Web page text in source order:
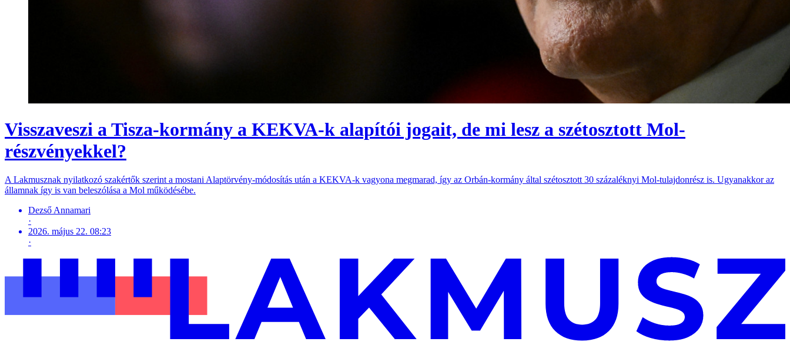
Visszaveszi a Tisza-kormány a KEKVA-k alapítói jogait, de mi lesz a szétosztott Mol-
részvényekkel?
A Lakmusznak nyilatkozó szakértők szerint a mostani Alaptörvény-módosítás után a KEKVA-k vagyona megmarad, így az Orbán-kormány által szétosztott 30 százaléknyi Mol-tulajdonrész is. Ugyanakkor az
államnak így is van beleszólása a Mol működésébe.
Dezső Annamari
·
2026. május 22. 08:23
·